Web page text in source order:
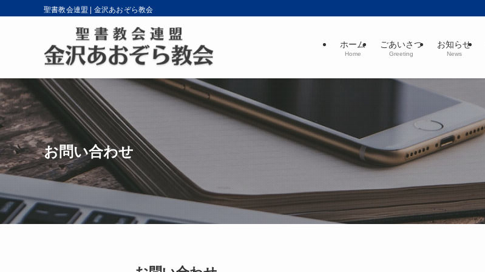
聖書教会連盟 | 金沢あおぞら教会
ホーム
Home
ごあいさつ
Greeting
お知らせ
News
お問い合わせ